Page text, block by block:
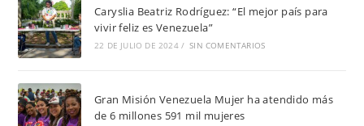
Caryslia Beatriz Rodríguez: “El mejor país para
vivir feliz es Venezuela”
22 DE JULIO DE 2024 / SIN COMENTARIOS
Gran Misión Venezuela Mujer ha atendido más
de 6 millones 591 mil mujeres